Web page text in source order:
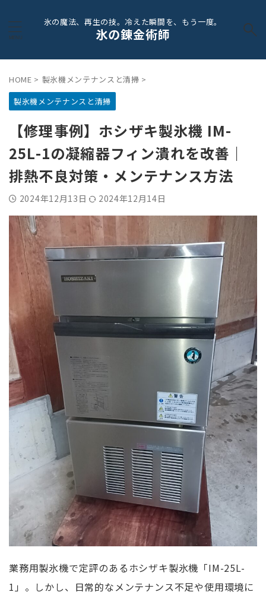
氷の魔法、再生の技。冷えた瞬間を、もう一度。
氷の錬金術師
HOME > 製氷機メンテナンスと清掃 >
製氷機メンテナンスと清掃
【修理事例】ホシザキ製氷機 IM-
25L-1の凝縮器フィン潰れを改善｜
排熱不良対策・メンテナンス方法
2024年12月13日 2024年12月14日
業務用製氷機で定評のあるホシザキ製氷機「IM-25L-
1」。しかし、日常的なメンテナンス不足や使用環境に